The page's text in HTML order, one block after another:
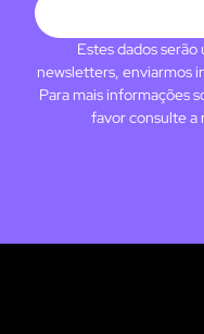
Estes dados serão
newsletters, enviarmos
Para mais informações
favor consulte a